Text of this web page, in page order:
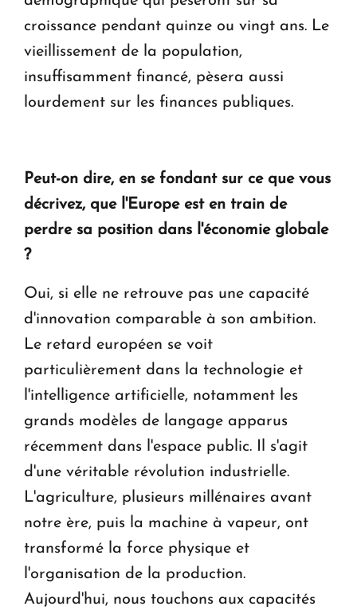
croissance pendant quinze ou vingt ans. Le
vieillissement de la population,
insuffisamment financé, pèsera aussi
lourdement sur les finances publiques.
Peut-on dire, en se fondant sur ce que vous
décrivez, que l'Europe est en train de
perdre sa position dans l'économie globale
?
Oui, si elle ne retrouve pas une capacité
d'innovation comparable à son ambition.
Le retard européen se voit
particulièrement dans la technologie et
l'intelligence artificielle, notamment les
grands modèles de langage apparus
récemment dans l'espace public. Il s'agit
d'une véritable révolution industrielle.
L'agriculture, plusieurs millénaires avant
notre ère, puis la machine à vapeur, ont
transformé la force physique et
l'organisation de la production.
Aujourd'hui, nous touchons aux capacités